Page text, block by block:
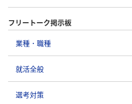
フリートーク掲示板
業種・職種
就活全般
選考対策